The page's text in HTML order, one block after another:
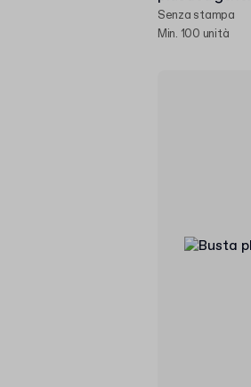
Senza stampa
Min. 100 unità